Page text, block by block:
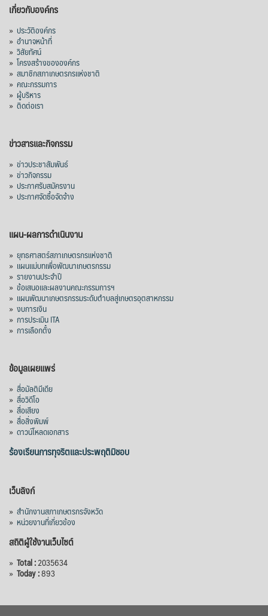
ไทยในช่วง 6 เดือนของปี 2569 (ม.ค.-มิ.ย.) มี
1,205 ล้านดอลลาร์สหรัฐ (ประมาณ
38,003.15 ล้านบาท) ลดลง 27.69%
ปรับตัวลดลงตามสภาวะเศรษฐกิจและการค้า
โลก โดยตลาดส่งออกสำคัญ จีน ส่งออกได้
1.52 ล้านตัน ลด 61.71%
ส่งออกมันครึ่งปี 69 ปริมาณ 2.52 ล้านตัน
ลด 51.63% ยังดีที่ราคาขายดีกว่าปีก่อน
mgronline.com
View on Facebook
สภาเกษตรกรแห่งชาติ
4 hours ago
คณะรัฐมนตรี อนุมัติโครงการอ่างเก็บน้ำ
คลองวังโตนด วงเงิน 7,200 ล้านบาท สะท้อน
ผลสำเร็จการผลักดันข้อเสนอเชิงนโยบายของ
อนุมัติโครงการอ่างเก็บน้ำคลองวังโตนด
จังหวัดจันทบุรี กรอบวงเงิน 7,200 ล้านบาท
กำหนดระยะเวลาดำเนินงาน 7 ปี (พ.ศ. 2570–
2576) โดยโครงการมีความจุ 99.50 ล้าน
ลูกบาศก์เมตร สามารถสนับสนุนพื้นที่
ชลประทานกว่า 87,700 ไร่ เพิ่ม
View on Facebook
เกี่ยวกับองค์กร
» ประวัติองค์กร
» อำนาจหน้าที่
» วิสัยทัศน์
» โครงสร้างขององค์กร
» สมาชิกสภาเกษตรกรแห่งชาติ
» คณะกรรมการ
» ผู้บริหาร
» ติดต่อเรา
ข่าวสารและกิจกรรม
» ข่าวประชาสัมพันธ์
» ข่าวกิจกรรม
» ประกาศรับสมัครงาน
» ประกาศจัดซื้อจัดจ้าง
แผน-ผลการดำเนินงาน
» ยุทธศาสตร์สภาเกษตรกรแห่งชาติ
» แผนแม่บทเพื่อพัฒนาเกษตรกรรม
» รายงานประจำปี
» ข้อเสนอและผลงานคณะกรรมการฯ
» แผนพัฒนาเกษตรกรรมระดับตำบลสู่เกษตรอุตสาหกรรม
» งบการเงิน
» การประเมิน ITA
» การเลือกตั้ง
ข้อมูลเผยแพร่
» สื่อมัลติมีเดีย
» สื่อวิดีโอ
» สื่อเสียง
» สื่อสิ่งพิมพ์
» ดาวน์โหลดเอกสาร
ร้องเรียนการทุจริตและประพฤติมิชอบ
เว็บลิงก์
» สำนักงานสภาเกษตรกรจังหวัด
» หน่วยงานที่เกี่ยวข้อง
สถิติผู้ใช้งานเว็บไซต์
» Total :2035634
» Today :893